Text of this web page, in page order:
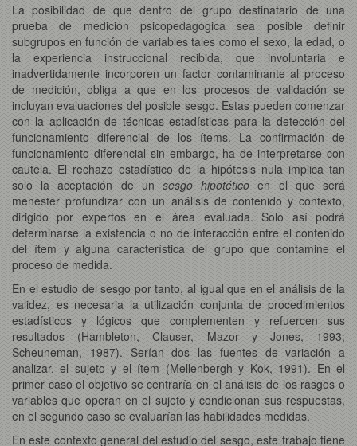
La posibilidad de que dentro del grupo destinatario de una
prueba de medición psicopedagógica sea posible definir
subgrupos en función de variables tales como el sexo, la edad, o
la experiencia instruccional recibida, que involuntaria e
inadvertidamente incorporen un factor contaminante al proceso
de medición, obliga a que en los procesos de validación se
incluyan evaluaciones del posible sesgo. Estas pueden comenzar
con la aplicación de técnicas estadísticas para la detección del
funcionamiento diferencial de los ítems. La confirmación de
funcionamiento diferencial sin embargo, ha de interpretarse con
cautela. El rechazo estadístico de la hipótesis nula implica tan
solo la aceptación de un sesgo hipotéticoen el que será
menester profundizar con un análisis de contenido y contexto,
dirigido por expertos en el área evaluada. Solo así podrá
determinarse la existencia o no de interacción entre el contenido
del ítem y alguna característica del grupo que contamine el
proceso de medida.
En el estudio del sesgo por tanto, al igual que en el análisis de la
validez, es necesaria la utilización conjunta de procedimientos
estadísticos y lógicos que complementen y refuercen sus
resultados (Hambleton, Clauser, Mazor y Jones, 1993;
Scheuneman, 1987). Serían dos las fuentes de variación a
analizar, el sujeto y el ítem (Mellenbergh y Kok, 1991). En el
primer caso el objetivo se centraría en el análisis de los rasgos o
variables que operan en el sujeto y condicionan sus respuestas,
en el segundo caso se evaluarían las habilidades medidas.
En este contexto general del estudio del sesgo, este trabajo tiene